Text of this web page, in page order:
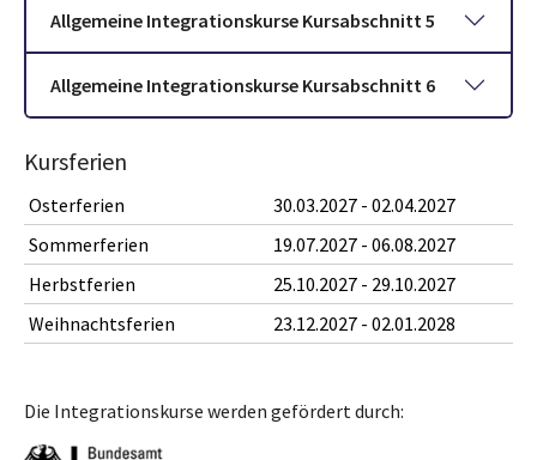
Allgemeine Integrationskurse Kursabschnitt 5
Allgemeine Integrationskurse Kursabschnitt 6
Kursferien
Osterferien
30.03.2027 - 02.04.2027
Sommerferien
19.07.2027 - 06.08.2027
Herbstferien
25.10.2027 - 29.10.2027
Weihnachtsferien
23.12.2027 - 02.01.2028
Die Integrationskurse werden gefördert durch: